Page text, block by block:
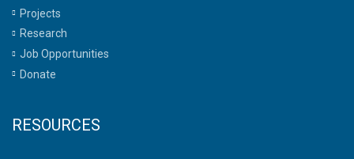
Projects
Research
Job Opportunities
Donate
RESOURCES